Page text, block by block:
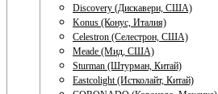
Discovery (Дискавери, США)
Konus (Конус, Италия)
Celestron (Селестрон, США)
Meade (Мид, США)
Sturman (Штурман, Китай)
Eastcolight (Истколайт, Китай)